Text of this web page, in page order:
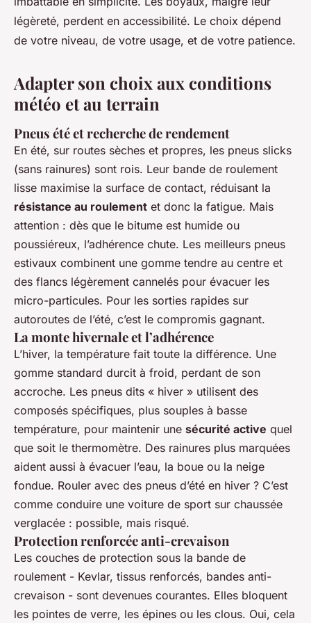
légèreté, perdent en accessibilité. Le choix dépend
de votre niveau, de votre usage, et de votre patience.
Adapter son choix aux conditions
météo et au terrain
Pneus été et recherche de rendement
En été, sur routes sèches et propres, les pneus slicks
(sans rainures) sont rois. Leur bande de roulement
lisse maximise la surface de contact, réduisant la
résistance au roulement et donc la fatigue. Mais
attention : dès que le bitume est humide ou
poussiéreux, l’adhérence chute. Les meilleurs pneus
estivaux combinent une gomme tendre au centre et
des flancs légèrement cannelés pour évacuer les
micro-particules. Pour les sorties rapides sur
autoroutes de l’été, c’est le compromis gagnant.
La monte hivernale et l’adhérence
L’hiver, la température fait toute la différence. Une
gomme standard durcit à froid, perdant de son
accroche. Les pneus dits « hiver » utilisent des
composés spécifiques, plus souples à basse
température, pour maintenir une sécurité active quel
que soit le thermomètre. Des rainures plus marquées
aident aussi à évacuer l’eau, la boue ou la neige
fondue. Rouler avec des pneus d’été en hiver ? C’est
comme conduire une voiture de sport sur chaussée
verglacée : possible, mais risqué.
Protection renforcée anti-crevaison
Les couches de protection sous la bande de
roulement - Kevlar, tissus renforcés, bandes anti-
crevaison - sont devenues courantes. Elles bloquent
les pointes de verre, les épines ou les clous. Oui, cela